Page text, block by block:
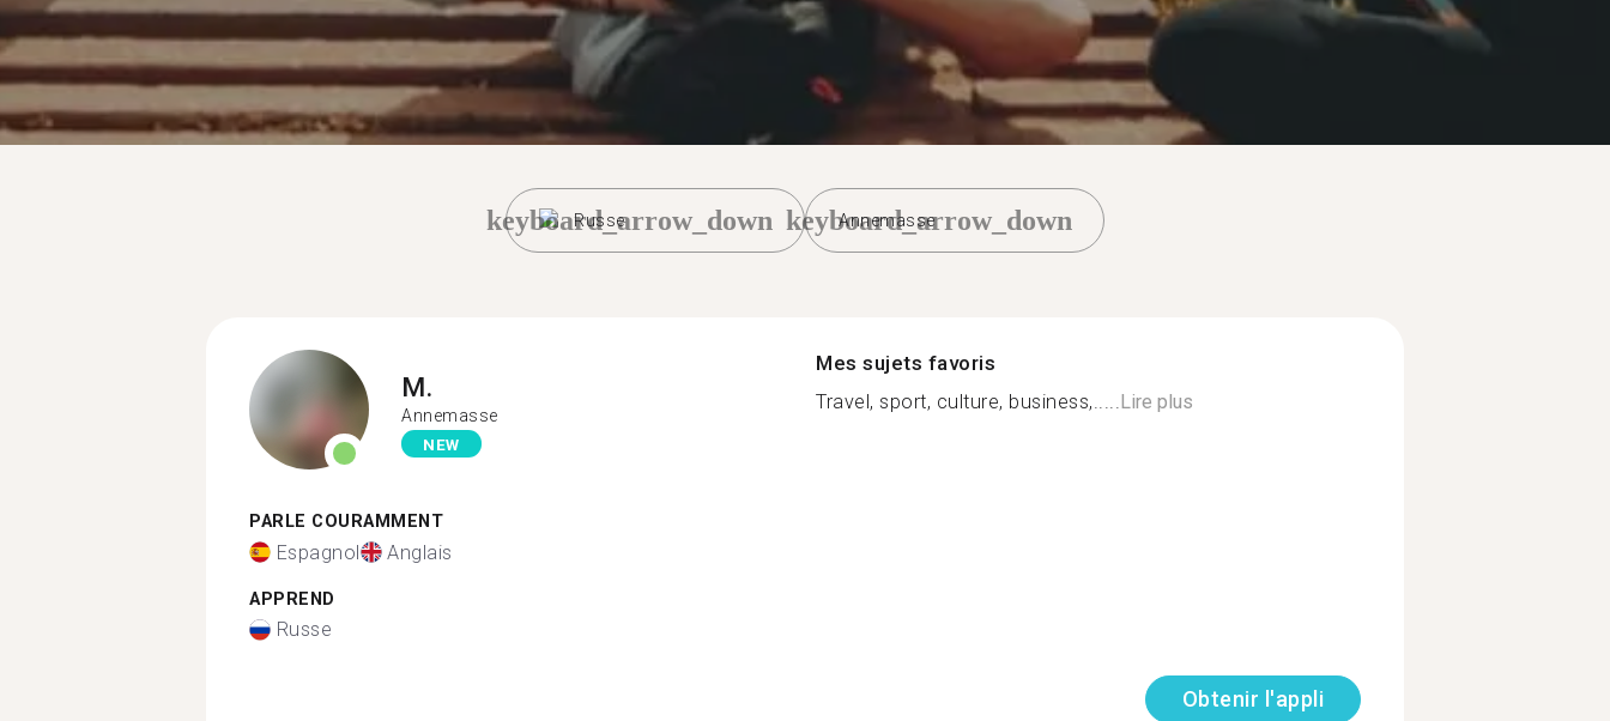
Russe
keyboard_arrow_down Annemasse
keyboard_arrow_down
M.
Annemasse
NEW
PARLE COURAMMENT
Espagnol Anglais
APPREND
Russe
Mes sujets favoris
Travel, sport, culture, business,.....Lire plus
Obtenir l'appli